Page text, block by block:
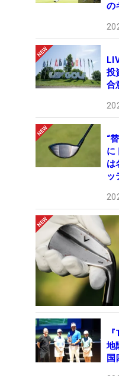
の
投
合
“
に
は
ッ
地
国